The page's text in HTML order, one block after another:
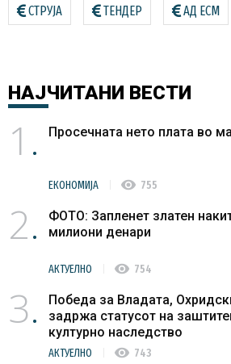
СТРУЈА ТЕНДЕР АД ЕСМ
НАЈЧИТАНИ ВЕСТИ
1 Просечната нето плата во
ЕКОНОМИЈА visibility 755
2
ФОТО: Запленет златен
милиони денари
АКТУЕЛНО visibility 754
3
Победа за Владата,
задржа статусот на
културно наследство
АКТУЕЛНО visibility 743